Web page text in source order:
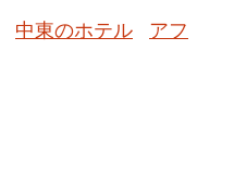
中東のホテル
アフ